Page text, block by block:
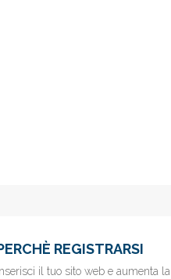
REGISTRARSI
Inserisci il tuo sito web e aumenta la